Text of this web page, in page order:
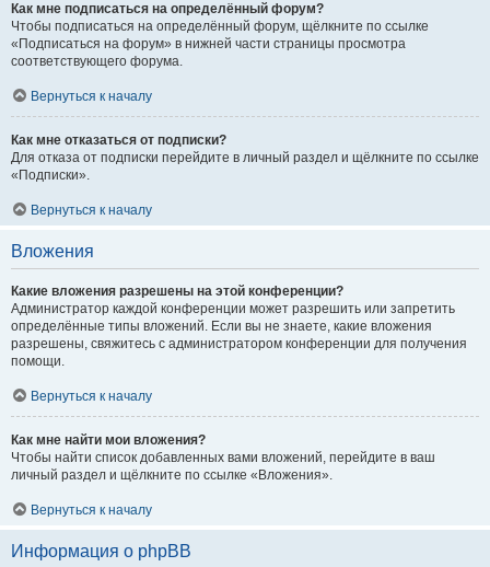
Как мне подписаться на определённый форум?
Чтобы подписаться на определённый форум, щёлкните по ссылке
«Подписаться на форум» в нижней части страницы просмотра
соответствующего форума.
Вернуться к началу
Как мне отказаться от подписки?
Для отказа от подписки перейдите в личный раздел и щёлкните по ссылке
«Подписки».
Вернуться к началу
Вложения
Какие вложения разрешены на этой конференции?
Администратор каждой конференции может разрешить или запретить
определённые типы вложений. Если вы не знаете, какие вложения
разрешены, свяжитесь с администратором конференции для получения
помощи.
Вернуться к началу
Как мне найти мои вложения?
Чтобы найти список добавленных вами вложений, перейдите в ваш
личный раздел и щёлкните по ссылке «Вложения».
Вернуться к началу
Информация о phpBB